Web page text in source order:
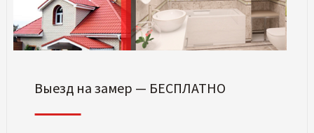
Выезд на замер — БЕСПЛАТНО